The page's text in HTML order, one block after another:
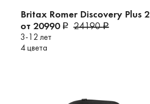
Britax Romer Discovery Plus 2
от 20990
24190
3-12 лет
4 цвета